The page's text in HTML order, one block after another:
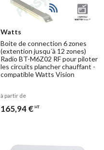
Watts
Boite de connection 6 zones
(extention jusqu´à 12 zones)
Radio BT-M6Z02 RF pour piloter
les circuits plancher chauffant -
compatible Watts Vision
à partir de
165,94 € HT